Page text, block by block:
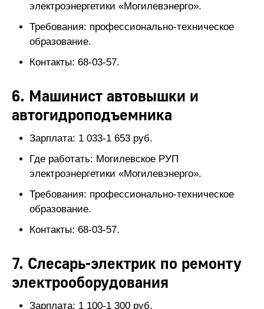
электроэнергетики «Могилевэнерго».
Требования: профессионально-техническое
образование.
Контакты: 68-03-57.
6. Машинист автовышки и
автогидроподъемника
Зарплата: 1 033-1 653 руб.
Где работать: Могилевское РУП
электроэнергетики «Могилевэнерго».
Требования: профессионально-техническое
образование.
Контакты: 68-03-57.
7. Слесарь-электрик по ремонту
электрооборудования
Зарплата: 1 100-1 300 руб.